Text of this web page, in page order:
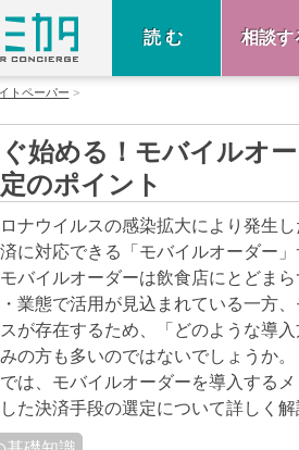
読む 相談す
トペーパー
始める！モバイルオ
のポイント
ナウイルスの感染拡大により発生
に対応できる「モバイルオーダー
バイルオーダーは飲食店にとどま
業態で活用が見込まれている一方
が存在するため、「どのような導
の方も多いのではないでしょうか。
は、モバイルオーダーを導入する
た決済手段の選定について詳しく解